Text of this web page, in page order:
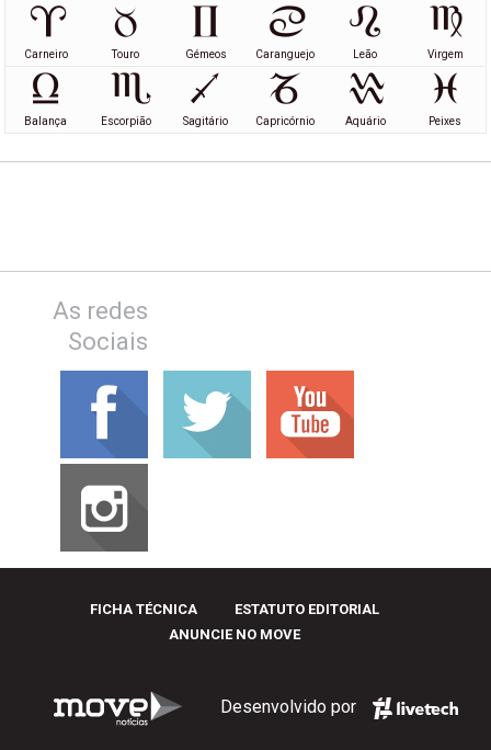
Carneiro Touro Gémeos Caranguejo Leão Virgem
Balança Escorpião Sagitário Capricórnio Aquário Peixes
As redes
Sociais
FICHA TÉCNICA
ESTATUTO EDITORIAL
ANUNCIE NO MOVE
Desenvolvido por